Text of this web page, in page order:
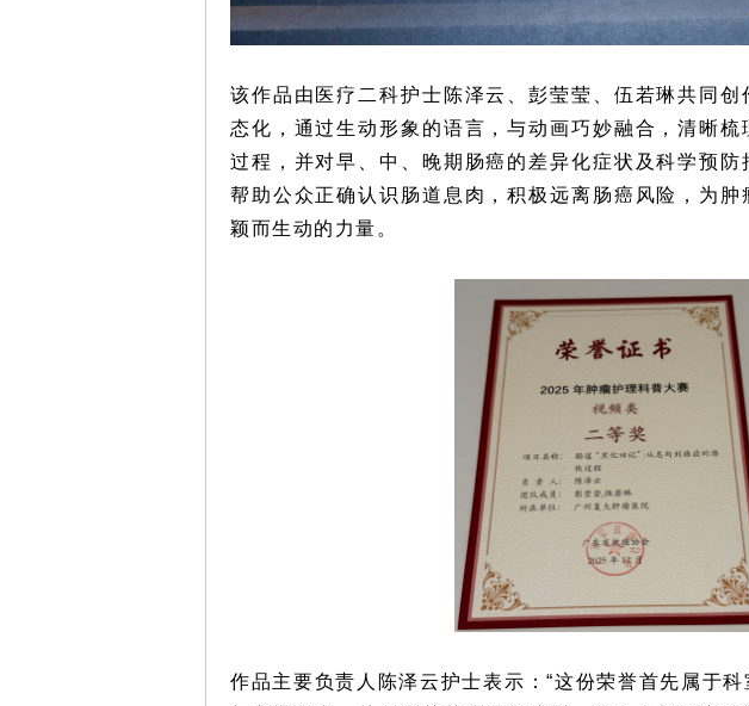
该作品由医疗二科护士陈泽云、彭莹莹、伍若琳共同
态化，通过生动形象的语言，与动画巧妙融合，清晰
过程，并对早、中、晚期肠癌的差异化症状及科学预
帮助公众正确认识肠道息肉，积极远离肠癌风险，为
颖而生动的力量。
作品主要负责人陈泽云护士表示：“这份荣誉首先属于